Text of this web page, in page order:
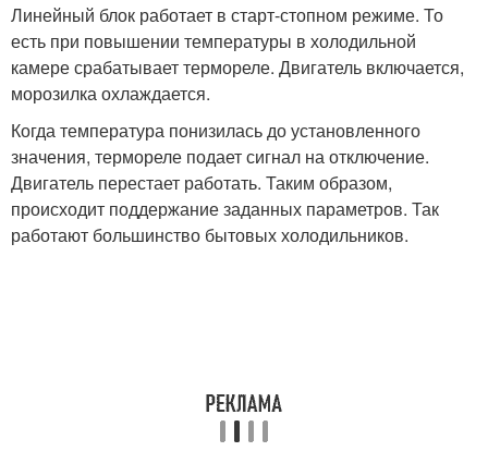
Линейный блок работает в старт-стопном режиме. То
есть при повышении температуры в холодильной
камере срабатывает термореле. Двигатель включается,
морозилка охлаждается.
Когда температура понизилась до установленного
значения, термореле подает сигнал на отключение.
Двигатель перестает работать. Таким образом,
происходит поддержание заданных параметров. Так
работают большинство бытовых холодильников.